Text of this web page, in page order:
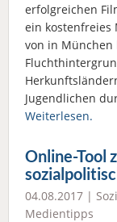
erfolgreichen
ein kostenfreies
von in München
Jugendlichen
Weiterlesen.
Online-Tool
04.08.2017 |
Medientipps